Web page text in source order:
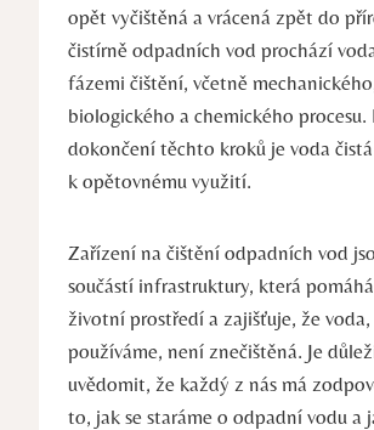
opět vyčištěná a vrácená zpět do
čistírně odpadních vod prochází
fázemi čištění, včetně
biologického a chemického procesu.
dokončení těchto kroků je voda
k opětovnému využití.
Zařízení na čištění odpadních vod
součástí infrastruktury, která
životní prostředí a zajišťuje, že
používáme, není znečištěná. Je
uvědomit, že každý z nás má
to, jak se staráme o odpadní vodu a